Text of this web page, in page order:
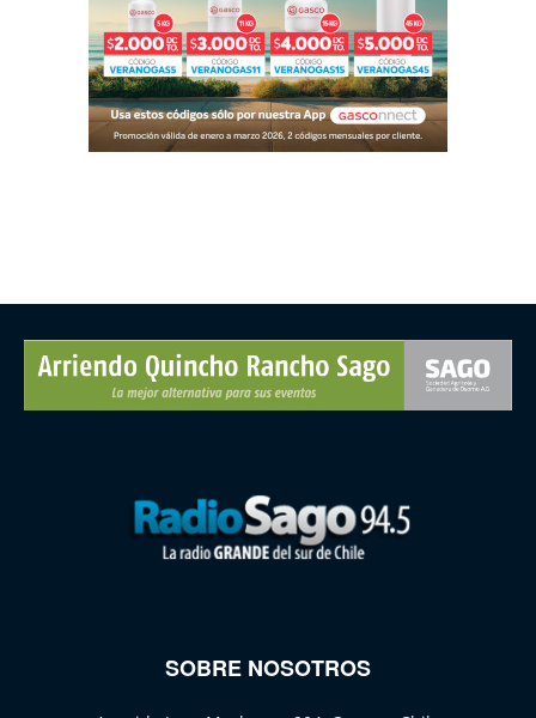
SOBRE NOSOTROS